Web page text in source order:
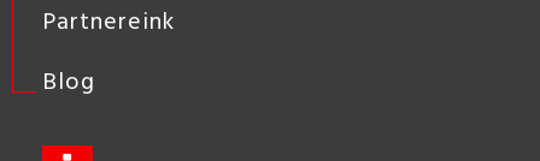
Partnereink
Blog